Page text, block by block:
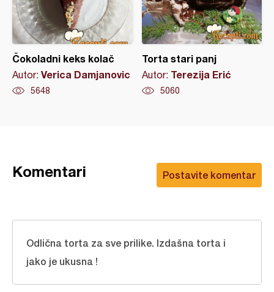
Čokoladni keks kolač
Autor: Verica Damjanovic
5648
Torta stari panj
Autor: Terezija Erić
5060
Postavite komentar
Komentari
Odlična torta za sve prilike. Izdašna torta i
jako je ukusna !